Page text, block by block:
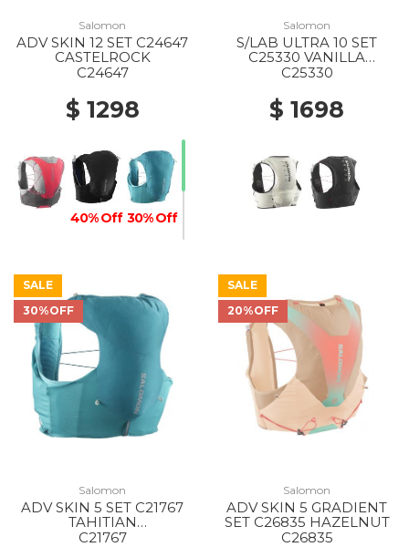
Salomon
ADV SKIN 12 SET C24647
CASTELROCK
C24647
$ 1298
40% Off 30% Off
20% Off 30% Off
Salomon
S/LAB ULTRA 10 SET
C25330 VANILLA
ICE/BLACK
C25330
$ 1698
SALE
30%OFF
Salomon
ADV SKIN 5 SET C21767
TAHITIAN
TIDE/PEACOCK BL
C21767
SALE
20%OFF
Salomon
ADV SKIN 5 GRADIENT
SET C26835 HAZELNUT
C26835